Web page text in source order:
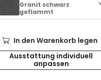
Granit schwarz
geflammt
In den Warenkorb legen
Ausstattung individuell
anpassen